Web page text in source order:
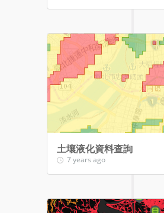
土壤液化資料查詢
7 years ago